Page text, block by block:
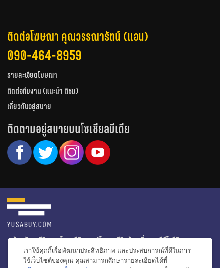
ติดต่อโฆษณา คุณวรรณารัตน์ (แอน)
090-464-8959
รายละเอียดโฆษณา
ติดต่อทีมงาน (แนะนำ ติชม)
เกี่ยวกับอยู่สบาย
ติดตามอยู่สบายบนโซเชียลมีเดีย
หน้าหลัก รีวิวคอนโด รีวิวทาวน์โฮม รีวิวบ้านเดี่ยว
วีดีโอรีวิว
ไอเดียแต่งบ้าน
ข่าวอสังหาริมทรัพย์
โปรโมชั่นบ้านและคอนโด
เราใช้คุกกี้เพื่อพัฒนาประสิทธิภาพ และประสบการณ์ที่ดีในการ
ใช้เว็บไซต์ของคุณ คุณสามารถศึกษารายละเอียดได้ที่